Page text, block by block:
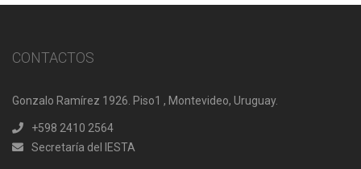
CONTACTOS
Gonzalo Ramírez 1926. Piso1 , Montevideo, Uruguay.
+598 2410 2564
Secretaría del IESTA